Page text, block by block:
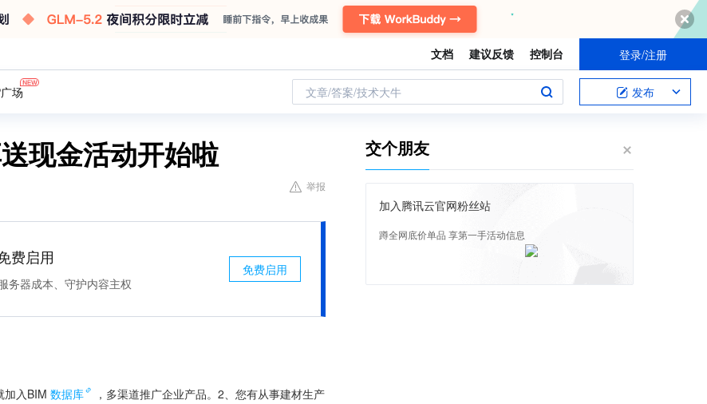
文档 建议反馈 控制台 登录/注册
场 文章/答案/技术大牛 发布
现金活动开始啦
举报
费启用
务器成本、守护内容主权
免费启用
加入BIM 数据库
，多渠道推广企业产品。2、您有从事建材生产
交个朋友
加入腾讯云官网粉丝站
蹲全网底价单品 享第一手活动信息